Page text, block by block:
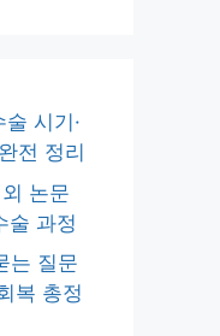
시기·
전 정리
논문
술 과정
는 질문
복 총정